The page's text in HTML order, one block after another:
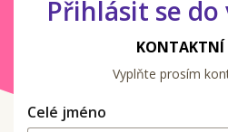
Přihlásit se
KONTAKTNÍ
Vyplňte prosím
Celé jméno